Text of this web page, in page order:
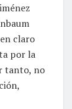
claro
por la
tanto, no